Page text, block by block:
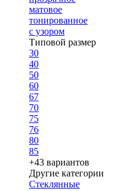
матовое
тонированное
с узором
Типовой размер
30
40
50
60
67
70
75
76
80
85
+43 вариантов
Другие категории
Стеклянные